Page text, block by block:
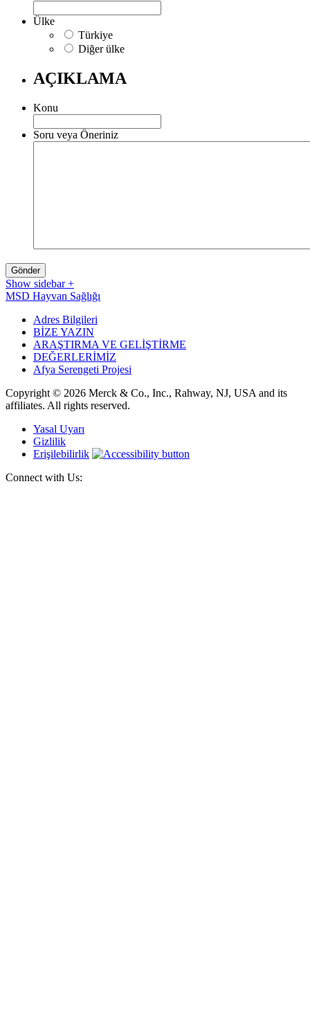
Ülke
Türkiye
Diğer ülke
AÇIKLAMA
Konu
Soru veya Öneriniz
Show sidebar+
MSD Hayvan Sağlığı
Adres Bilgileri
BİZE YAZIN
ARAŞTIRMA VE GELİŞTİRME
DEĞERLERİMİZ
Afya Serengeti Projesi
Copyright © 2026 Merck & Co., Inc., Rahway, NJ, USA and its
affiliates. All rights reserved.
Yasal Uyarı
Gizlilik
Erişilebilirlik
Connect with Us: